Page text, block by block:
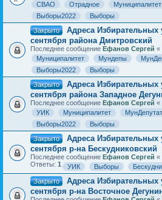
СВАО
Отрадное Муниципалитет
Выборы2022
Выборы
Закрыто
Адреса Избирательных
сентября района Дмитровский
Последнее сообщение Ефанов Сергей «
Муниципалитет
Мундепы
Выборы2022
Выборы
Закрыто
Адреса Избирательных
сентября района Западное
Последнее сообщение Ефанов Сергей «
УИК
Муниципалитет МунДепутат
Выборы2022
Выборы
Закрыто
Адреса Избирательных
сентября р-на Бескудниковский
Последнее сообщение Ефанов Сергей «
Ответы: 1 УИК Выборы
Закрыто
Адреса Избирательных
сентября р-на Восточное